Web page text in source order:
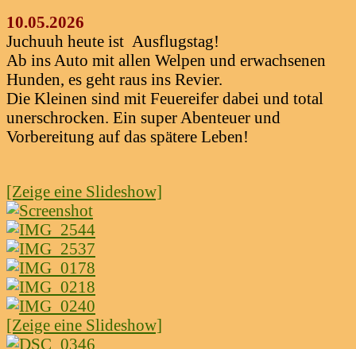
10.05.2026
Juchuuh heute ist Ausflugstag!
Ab ins Auto mit allen Welpen und erwachsenen
Hunden, es geht raus ins Revier.
Die Kleinen sind mit Feuereifer dabei und total
unerschrocken. Ein super Abenteuer und
Vorbereitung auf das spätere Leben!
[Zeige eine Slideshow]
[Zeige eine Slideshow]